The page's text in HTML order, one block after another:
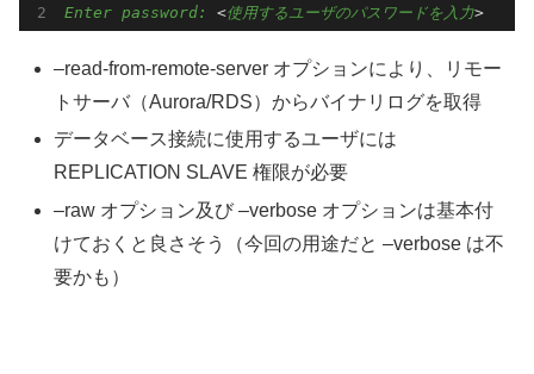
Enter password: <使用するユーザのパスワードを入力>
–read-from-remote-server オプションにより、リモー
トサーバ（Aurora/RDS）からバイナリログを取得
データベース接続に使用するユーザには
REPLICATION SLAVE 権限が必要
–raw オプション及び –verbose オプションは基本付
けておくと良さそう（今回の用途だと –verbose は不
要かも）